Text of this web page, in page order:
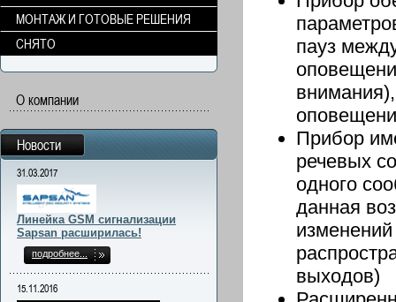
пауз
Прибор
речевых
одного
данная
выходов)
МОНТАЖ И ГОТОВЫЕ РЕШЕНИЯ
СНЯТО
О компании
Новости
31.03.2017
Линейка GSM сигнализации
Sapsan расширилась!
подробнее...
15.11.2016